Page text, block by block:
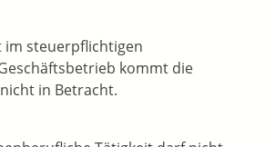
im steuerpflichtigen
kommt die
in Betracht.